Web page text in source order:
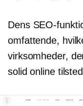
Dens SEO-
omfattende,
virksomheder,
solid online